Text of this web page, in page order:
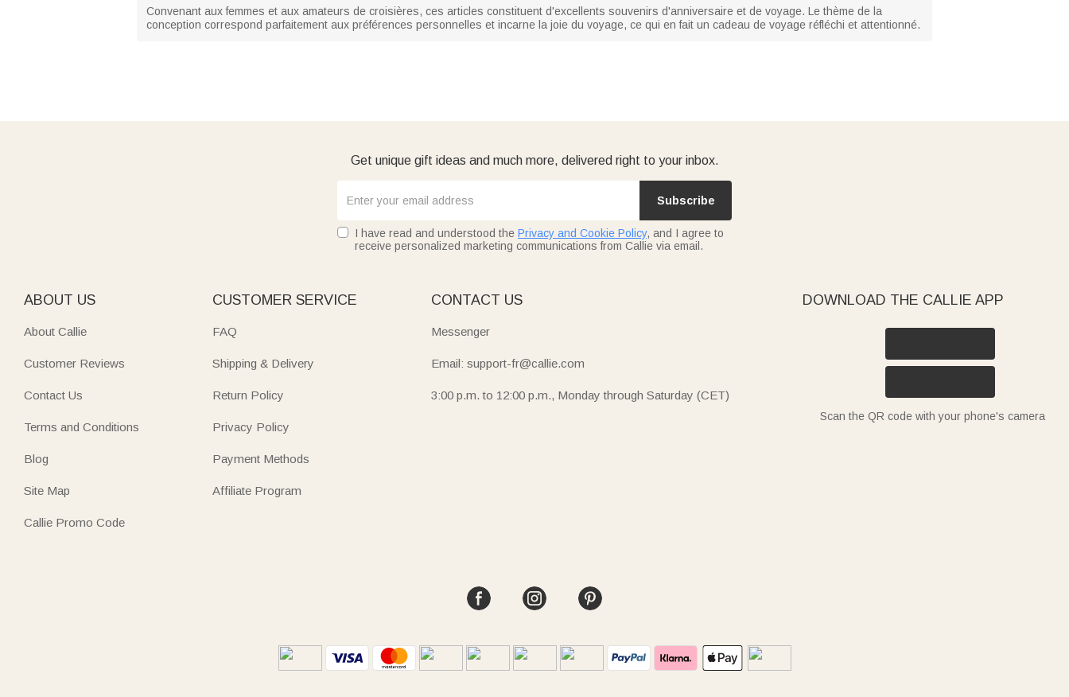
Convenant aux femmes et aux amateurs de croisières, ces articles constituent d'excellents souvenirs d'anniversaire et de voyage. Le thème de la
conception correspond parfaitement aux préférences personnelles et incarne la joie du voyage, ce qui en fait un cadeau de voyage réfléchi et attentionné.
Get unique gift ideas and much more, delivered right to your inbox.
Subscribe
I have read and understood the Privacy and Cookie Policy, and I agree to
receive personalized marketing communications from Callie via email.
ABOUT US
About Callie
Customer Reviews
Contact Us
Terms and Conditions
Blog
Site Map
Callie Promo Code
CUSTOMER SERVICE
FAQ
Shipping & Delivery
Return Policy
Privacy Policy
Payment Methods
Affiliate Program
CONTACT US
Messenger
Email: support-fr@callie.com
3:00 p.m. to 12:00 p.m., Monday through Saturday (CET)
DOWNLOAD THE CALLIE APP
Scan the QR code with your phone's camera